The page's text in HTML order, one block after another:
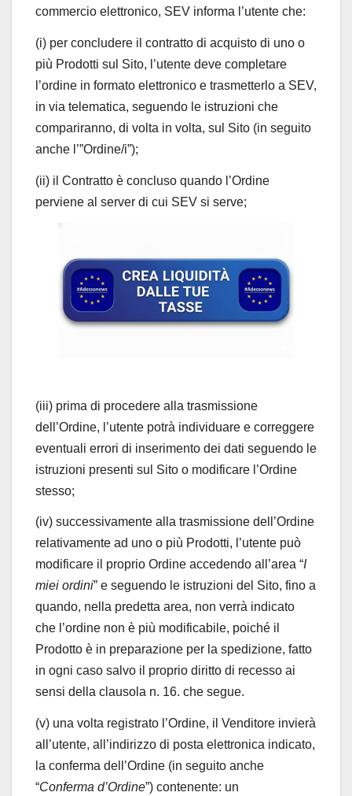
commercio elettronico, SEV informa l’utente che:
(i) per concludere il contratto di acquisto di uno o
più Prodotti sul Sito, l’utente deve completare
l’ordine in formato elettronico e trasmetterlo a SEV,
in via telematica, seguendo le istruzioni che
compariranno, di volta in volta, sul Sito (in seguito
anche l’”Ordine/i”);
(ii) il Contratto è concluso quando l’Ordine
perviene al server di cui SEV si serve;
(iii) prima di procedere alla trasmissione
dell’Ordine, l’utente potrà individuare e correggere
eventuali errori di inserimento dei dati seguendo le
istruzioni presenti sul Sito o modificare l’Ordine
stesso;
(iv) successivamente alla trasmissione dell’Ordine
relativamente ad uno o più Prodotti, l’utente può
modificare il proprio Ordine accedendo all’area “I
miei ordini” e seguendo le istruzioni del Sito, fino a
quando, nella predetta area, non verrà indicato
che l’ordine non è più modificabile, poiché il
Prodotto è in preparazione per la spedizione, fatto
in ogni caso salvo il proprio diritto di recesso ai
sensi della clausola n. 16. che segue.
(v) una volta registrato l’Ordine, il Venditore invierà
all’utente, all’indirizzo di posta elettronica indicato,
la conferma dell’Ordine (in seguito anche
“Conferma d’Ordine”) contenente: un